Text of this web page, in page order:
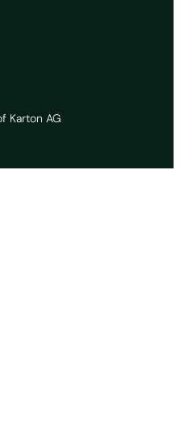
Karton AG